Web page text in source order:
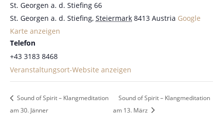
St. Georgen a. d. Stiefing 66
St. Georgen a. d. Stiefing, Steiermark 8413 Austria Google
Karte anzeigen
Telefon
+43 3183 8468
Veranstaltungsort-Website anzeigen
Sound of Spirit – Klangmeditation
am 30. Jänner
Sound of Spirit – Klangmeditation
am 13. März